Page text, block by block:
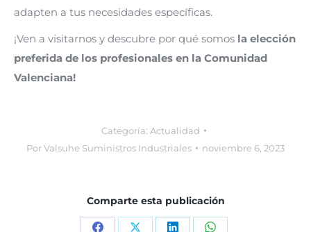
adapten a tus necesidades específicas.
¡Ven a visitarnos y descubre por qué somos la elección
preferida de los profesionales en la Comunidad
Valenciana!
Categoría: Actualidad
PorValsuhe Suministros Industriales noviembre 6, 2023
Comparte esta publicación